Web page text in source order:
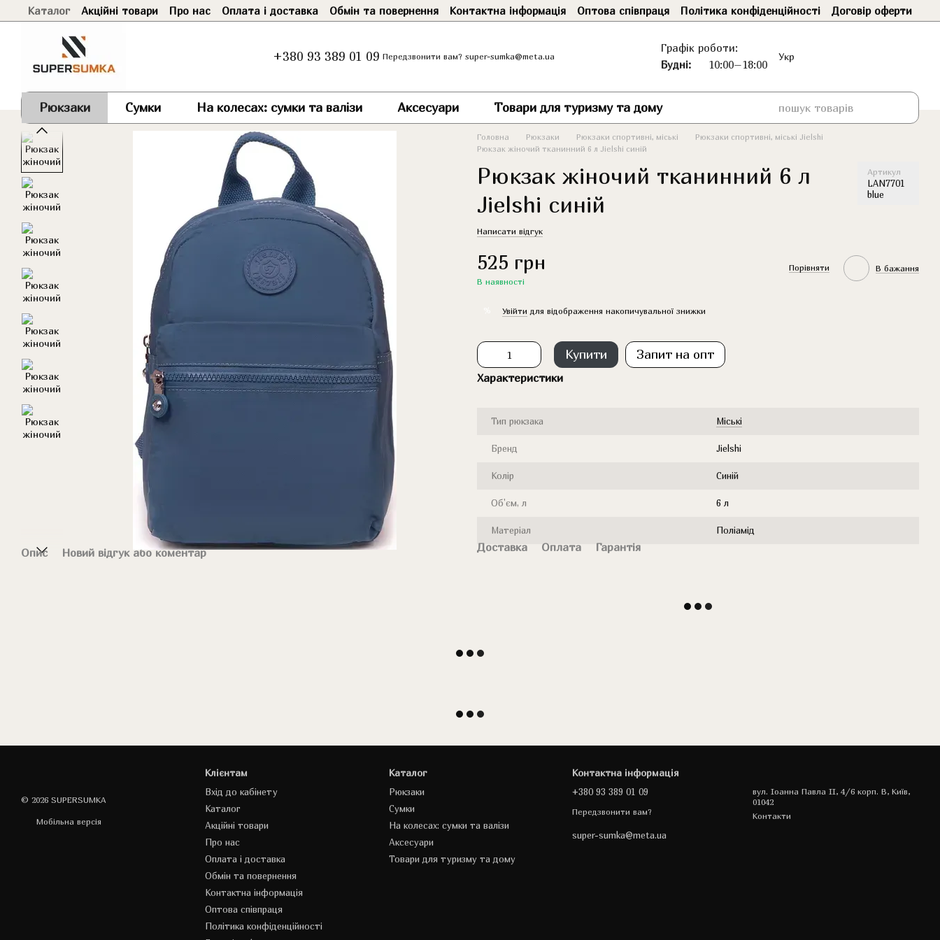
Перейти до основного контенту
Каталог Акційні товари Про нас Оплата і доставка Обмін та повернення Контактна інформація Оптова співпраця Політика конфіденційності Договір оферти
+380 93 389 01 09 Передзвонити вам? super-sumka@meta.ua
Графік роботи:
Будні:
10:00–18:00
Укр
Рюкзаки Сумки На колесах: сумки та валізи Аксесуари Товари для туризму та дому
Опис Новий відгук або коментар
Головна Рюкзаки Рюкзаки спортивні, міські
Рюкзаки спортивні, міські Jielshi
Рюкзак жіночий тканинний 6 л Jielshi синій
Рюкзак жіночий тканинний 6 л
Jielshi синій
Артикул
LAN7701
blue
Написати відгук
525 грн
В наявності
Порівняти В бажання
Увійти для відображення накопичувальної знижки
Купити Запит на опт
Характеристики
Тип рюкзака Міські
Бренд Jielshi
Колір Синій
Об'єм, л 6 л
Матеріал Поліамід
Доставка Оплата Гарантія
© 2026 SUPERSUMKA
Мобільна версія
Клієнтам
Вхід до кабінету
Каталог
Акційні товари
Про нас
Оплата і доставка
Обмін та повернення
Контактна інформація
Оптова співпраця
Політика конфіденційності
Каталог
Рюкзаки
Сумки
На колесах: сумки та валізи
Аксесуари
Товари для туризму та дому
Контактна інформація
+380 93 389 01 09
Передзвонити вам?
super-sumka@meta.ua
вул. Іоанна Павла II, 4/6 корп. В, Київ,
01042
Контакти